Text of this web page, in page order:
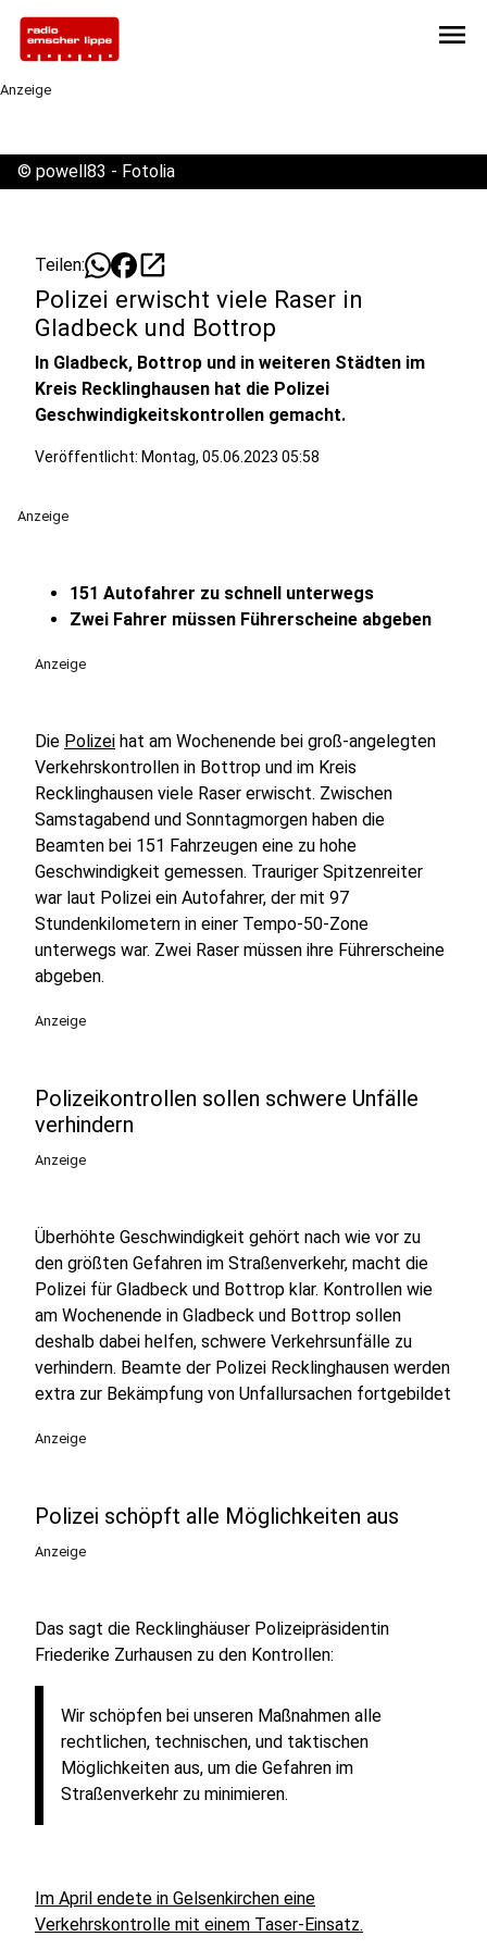
menu
Anzeige
© powell83 - Fotolia
Teilen: open_in_new
Polizei erwischt viele Raser in
Gladbeck und Bottrop
In Gladbeck, Bottrop und in weiteren Städten im
Kreis Recklinghausen hat die Polizei
Geschwindigkeitskontrollen gemacht.
Veröffentlicht: Montag, 05.06.2023 05:58
Anzeige
151 Autofahrer zu schnell unterwegs
Zwei Fahrer müssen Führerscheine abgeben
Anzeige
Die Polizei hat am Wochenende bei groß-angelegten
Verkehrskontrollen in Bottrop und im Kreis
Recklinghausen viele Raser erwischt. Zwischen
Samstagabend und Sonntagmorgen haben die
Beamten bei 151 Fahrzeugen eine zu hohe
Geschwindigkeit gemessen. Trauriger Spitzenreiter
war laut Polizei ein Autofahrer, der mit 97
Stundenkilometern in einer Tempo-50-Zone
unterwegs war. Zwei Raser müssen ihre Führerscheine
abgeben.
Anzeige
Polizeikontrollen sollen schwere Unfälle
verhindern
Anzeige
Überhöhte Geschwindigkeit gehört nach wie vor zu
den größten Gefahren im Straßenverkehr, macht die
Polizei für Gladbeck und Bottrop klar. Kontrollen wie
am Wochenende in Gladbeck und Bottrop sollen
deshalb dabei helfen, schwere Verkehrsunfälle zu
verhindern. Beamte der Polizei Recklinghausen werden
extra zur Bekämpfung von Unfallursachen fortgebildet
Anzeige
Polizei schöpft alle Möglichkeiten aus
Anzeige
Das sagt die Recklinghäuser Polizeipräsidentin
Friederike Zurhausen zu den Kontrollen:
Wir schöpfen bei unseren Maßnahmen alle
rechtlichen, technischen, und taktischen
Möglichkeiten aus, um die Gefahren im
Straßenverkehr zu minimieren.
Im April endete in Gelsenkirchen eine
Verkehrskontrolle mit einem Taser-Einsatz.